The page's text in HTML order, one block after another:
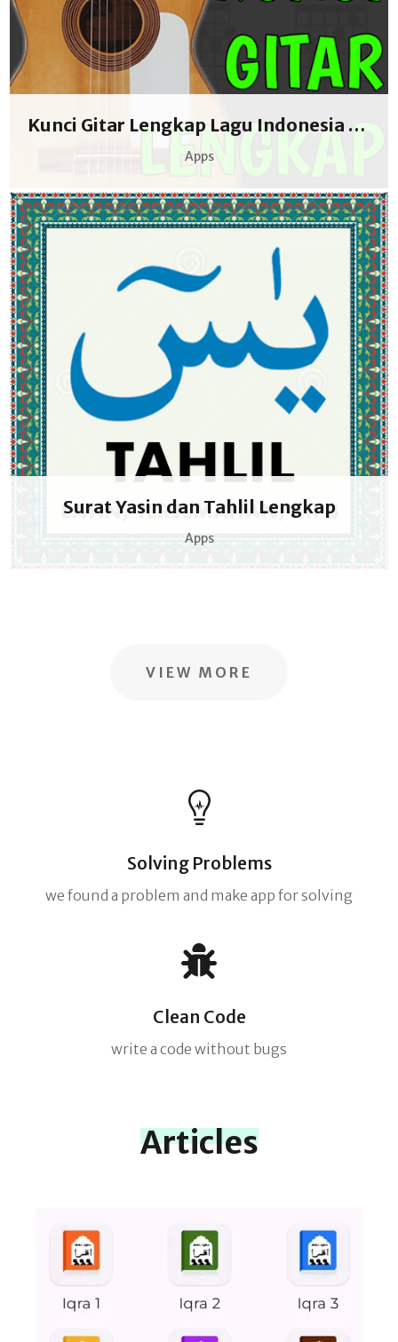
Kunci Gitar Lengkap Lagu Indonesia Offline
Apps
Surat Yasin dan Tahlil Lengkap
Apps
VIEW MORE
Solving Problems
we found a problem and make app for solving
Clean Code
write a code without bugs
Articles